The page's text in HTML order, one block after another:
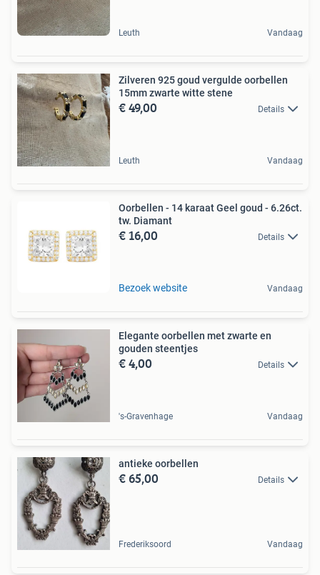
Leuth Vandaag
Zilveren 925 goud vergulde oorbellen
15mm zwarte witte stene
€ 49,00 Details
Leuth Vandaag
Oorbellen - 14 karaat Geel goud - 6.26ct.
tw. Diamant
€ 16,00 Details
Bezoek website Vandaag
Elegante oorbellen met zwarte en
gouden steentjes
€ 4,00 Details
's-Gravenhage Vandaag
antieke oorbellen
€ 65,00 Details
Frederiksoord Vandaag